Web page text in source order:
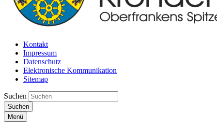
Kontakt
Impressum
Datenschutz
Elektronische Kommunikation
Sitemap
Suchen
Suchen
Menü